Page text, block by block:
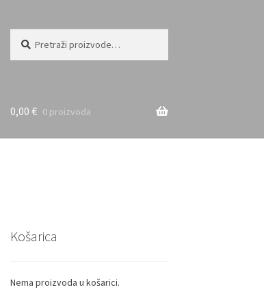
0,00 € 0 proizvoda
Košarica
Nema proizvoda u košarici.